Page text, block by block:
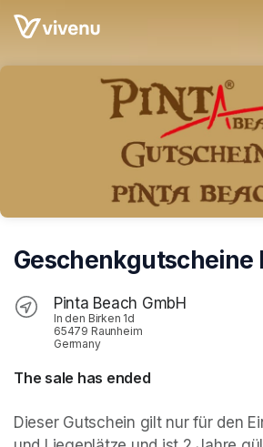
Skip header
Geschenkgutscheine
Pinta Beach GmbH
In den Birken 1d
65479 Raunheim
Germany
The sale has ended
Dieser Gutschein gilt nur für den